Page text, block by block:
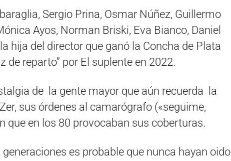
Sergio Prina, Osmar Núñez, Guillermo
Ayos, Norman Briski, Eva Bianco, Daniel
hija del director que ganó la Concha de Plata
de reparto” por El suplente en 2022.
de la gente mayor que aún recuerda la
sus órdenes al camarógrafo («seguime,
que en los 80 provocaban sus coberturas.
es probable que nunca hayan oido